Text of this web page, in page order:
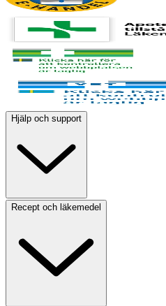
Hjälp och support
Recept och läkemedel